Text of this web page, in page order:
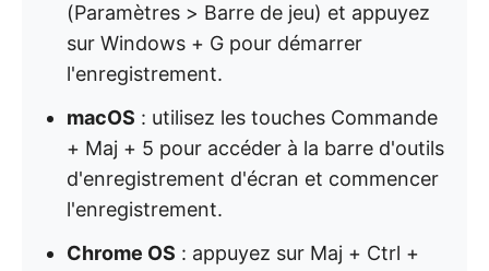
(Paramètres > Barre de jeu) et appuyez
sur Windows + G pour démarrer
l'enregistrement.
macOS : utilisez les touches Commande
+ Maj + 5 pour accéder à la barre d'outils
d'enregistrement d'écran et commencer
l'enregistrement.
Chrome OS : appuyez sur Maj + Ctrl +